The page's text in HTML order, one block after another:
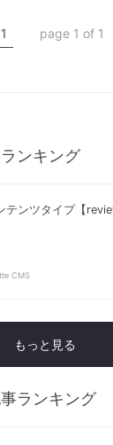
コンテンツタイプ【review】
1 page 1 of 1
ンキング
テンツタイプ【
CMS
もっと見る
ランキング